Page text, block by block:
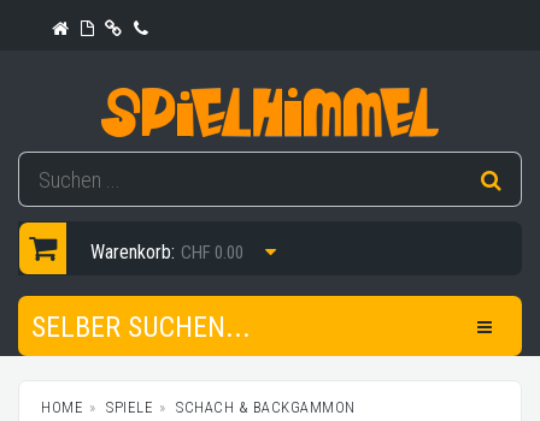
Warenkorb: CHF 0.00
SELBER SUCHEN...
HOME SPIELE
SCHACH & BACKGAMMON